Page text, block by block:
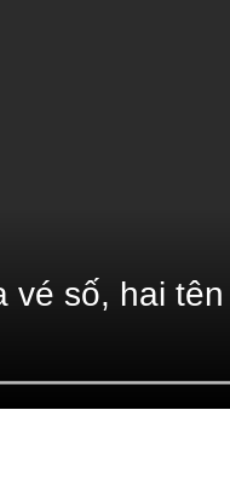
vé số, hai tên